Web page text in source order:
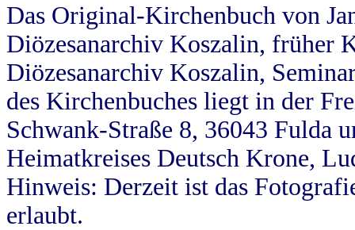
Das Original-Kirchenbuch von
Diözesanarchiv Koszalin, früher
Diözesanarchiv Koszalin,
des Kirchenbuches liegt in der
Schwank-Straße 8, 36043 Fulda
Heimatkreises Deutsch Krone,
Hinweis: Derzeit ist das
erlaubt.